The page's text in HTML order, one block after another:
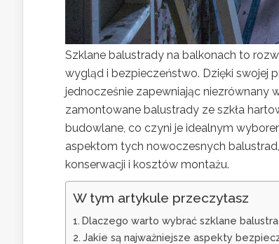
Szklane balustrady na balkonach to
wygląd i bezpieczeństwo. Dzięki swojej
jednocześnie zapewniając niezrównany
zamontowane balustrady ze szkła
budowlane, co czyni je idealnym
aspektom tych nowoczesnych
konserwacji i kosztów montażu.
W tym artykule przeczytasz
Dlaczego warto wybrać szklane
Jakie są najważniejsze aspekty